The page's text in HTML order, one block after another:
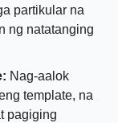
partikular na
ng natatanging
Nag-aalok
template, na
pagiging